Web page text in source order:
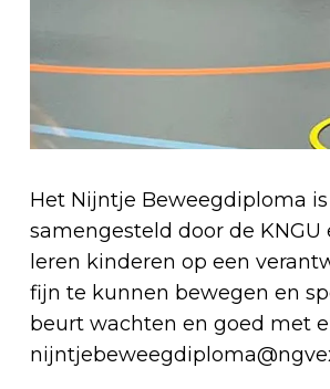
Het Nijntje Beweegdiploma
samengesteld door de
leren kinderen op een
fijn te kunnen bewegen en
beurt wachten en goed met